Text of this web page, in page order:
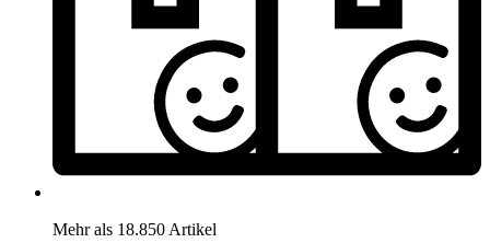
Mehr als 18.850 Artikel